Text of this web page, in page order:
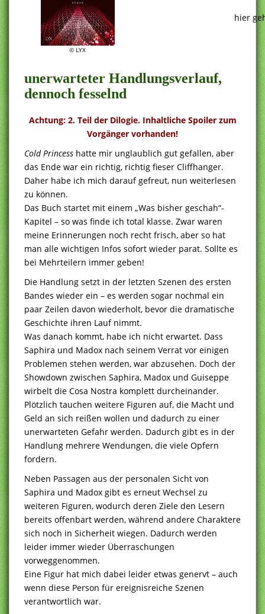
© LYX
hier
unerwarteter Handlungsverlauf,
dennoch fesselnd
Achtung: 2. Teil der Dilogie. Inhaltliche Spoiler zum
Vorgänger vorhanden!
Cold Princess hatte mir unglaublich gut gefallen, aber
das Ende war ein richtig, richtig fieser Cliffhanger.
Daher habe ich mich darauf gefreut, nun weiterlesen
zu können.
Das Buch startet mit einem „Was bisher geschah“-
Kapitel – so was finde ich total klasse. Zwar waren
meine Erinnerungen noch recht frisch, aber so hat
man alle wichtigen Infos sofort wieder parat. Sollte es
bei Mehrteilern immer geben!
Die Handlung setzt in der letzten Szenen des ersten
Bandes wieder ein – es werden sogar nochmal ein
paar Zeilen davon wiederholt, bevor die dramatische
Geschichte ihren Lauf nimmt.
Was danach kommt, habe ich nicht erwartet. Dass
Saphira und Madox nach seinem Verrat vor einigen
Problemen stehen werden, war abzusehen. Doch der
Showdown zwischen Saphira, Madox und Guiseppe
wirbelt die Cosa Nostra komplett durcheinander.
Plötzlich tauchen weitere Figuren auf, die Macht und
Geld an sich reißen wollen und dadurch zu einer
unerwarteten Gefahr werden. Dadurch gibt es in der
Handlung mehrere Wendungen, die viele Opfern
fordern.
Neben Passagen aus der personalen Sicht von
Saphira und Madox gibt es erneut Wechsel zu
weiteren Figuren, wodurch deren Ziele den Lesern
bereits offenbart werden, während andere Charaktere
sich noch in Sicherheit wiegen. Dadurch werden
leider immer wieder Überraschungen
vorweggenommen.
Eine Figur hat mich dabei leider etwas genervt – auch
wenn diese Person für ereignisreiche Szenen
verantwortlich war.